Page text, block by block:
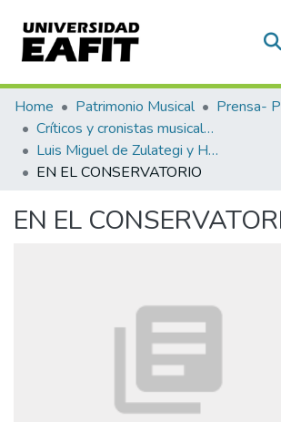
Communities & Collections
All of DSpace
Statistics
Home Patrimonio Musical
Prensa-
Críticos y cronistas musicales
Luis Miguel de Zulategi y Huarte
EN EL CONSERVATORIO
EN EL